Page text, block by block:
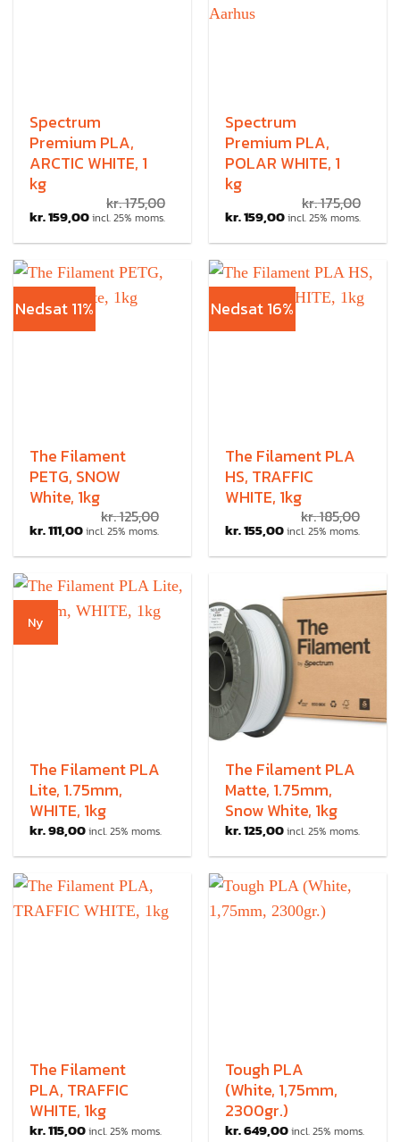
Spectrum
Premium PLA,
ARCTIC WHITE, 1
kg
kr.175,00
kr.159,00incl. 25% moms.
Spectrum
Premium PLA,
POLAR WHITE, 1
kg
kr.175,00
kr.159,00incl. 25% moms.
Nedsat 11%
The Filament
PETG, SNOW
White, 1kg
kr.125,00
kr.111,00incl. 25% moms.
Nedsat 16%
The Filament PLA
HS, TRAFFIC
WHITE, 1kg
kr.185,00
kr.155,00incl. 25% moms.
Ny
The Filament PLA
Lite, 1.75mm,
WHITE, 1kg
kr.98,00incl. 25% moms.
The Filament PLA
Matte, 1.75mm,
Snow White, 1kg
kr.125,00incl. 25% moms.
The Filament
PLA, TRAFFIC
WHITE, 1kg
kr.115,00incl. 25% moms.
Tough PLA
(White, 1,75mm,
2300gr.)
kr.649,00incl. 25% moms.